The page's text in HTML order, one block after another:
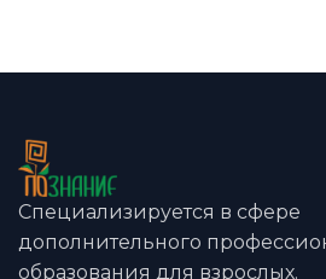
Специализируется в сфере
дополнительного
образования для взрослых.